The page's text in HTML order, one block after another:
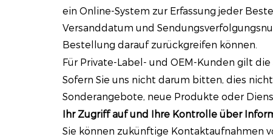
ein Online-System zur Erfassung jeder
Versanddatum und
Bestellung darauf zurückgreifen können.
Für Private-Label- und OEM-Kunden gilt
Sofern Sie uns nicht darum bitten, dies
Sonderangebote, neue Produkte oder
Ihr Zugriff auf und Ihre Kontrolle über
Sie können zukünftige Kontaktaufnahmen